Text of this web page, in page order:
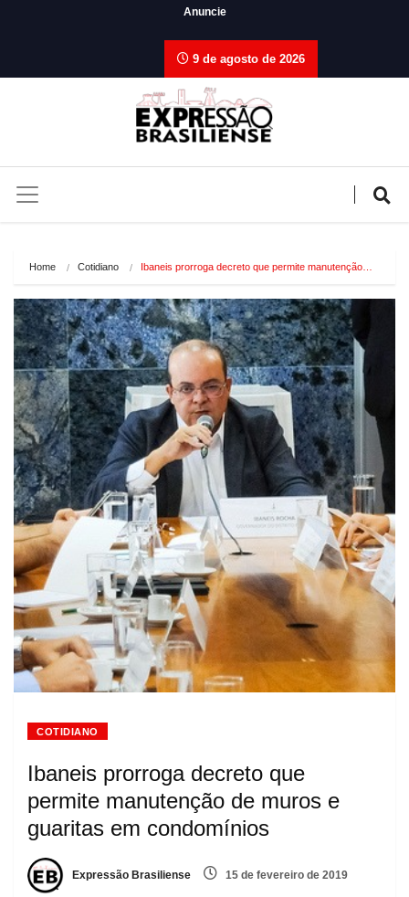
Anuncie
9 de agosto de 2026
Home Cotidiano Ibaneis prorroga decreto que permite manutenção…
COTIDIANO
Ibaneis prorroga decreto que
permite manutenção de muros e
guaritas em condomínios
Expressão Brasiliense 15 de fevereiro de 2019